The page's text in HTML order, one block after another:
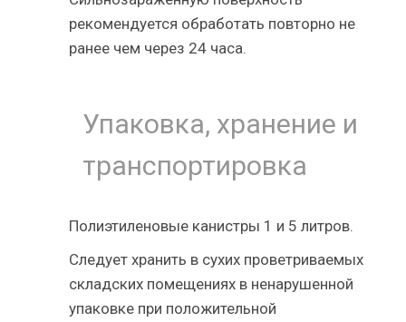
рекомендуется обработать повторно не
ранее чем через 24 часа.
Упаковка, хранение и
транспортировка
Полиэтиленовые канистры 1 и 5 литров.
Следует хранить в сухих проветриваемых
складских помещениях в ненарушенной
упаковке при положительной